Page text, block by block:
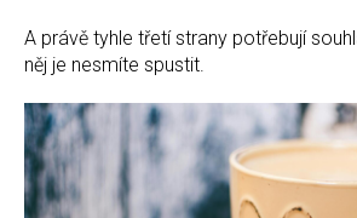
A právě tyhle třetí strany potřebují
něj je nesmíte spustit.